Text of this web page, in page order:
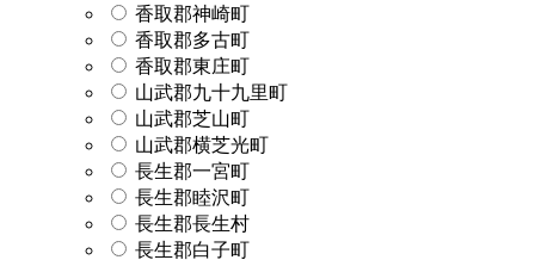
香取郡神崎町
香取郡多古町
香取郡東庄町
山武郡九十九里町
山武郡芝山町
山武郡横芝光町
長生郡一宮町
長生郡睦沢町
長生郡長生村
長生郡白子町